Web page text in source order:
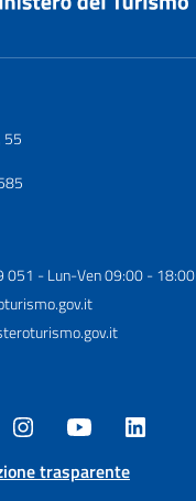
55
051 - Lun-Ven 09:00 - 18:00
trasparente